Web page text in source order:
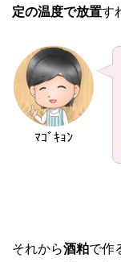
定の温度で放置す
ﾏｺﾞｷｮﾝ
それから酒粕で作